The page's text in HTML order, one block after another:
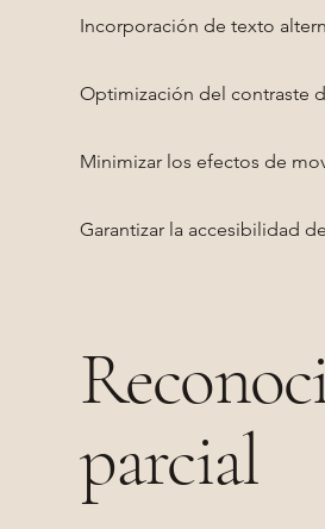
Incorporación de texto
Optimización del contraste
Minimizar los efectos de
Garantizar la accesibilidad
parcial